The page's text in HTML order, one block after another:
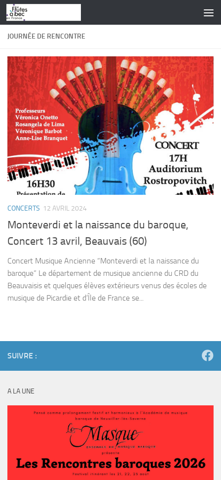
Skip to content
JOURNÉE DE RENCONTRE
CONCERTS 12 AVRIL 2024
Monteverdi et la naissance du baroque,
Concert 13 avril, Beauvais (60)
Concert Musique Ancienne “Monteverdi et la naissance du
baroque” Le département de musique ancienne du CRD du
Beauvaisis et quelques élèves extérieurs venus des écoles de
musique de Picardie et d’Île de France se...
SUIVRE :
A LA UNE